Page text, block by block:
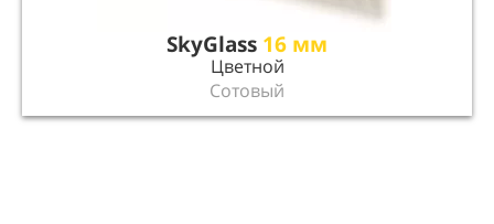
SkyGlass 16 мм
Цветной
Сотовый